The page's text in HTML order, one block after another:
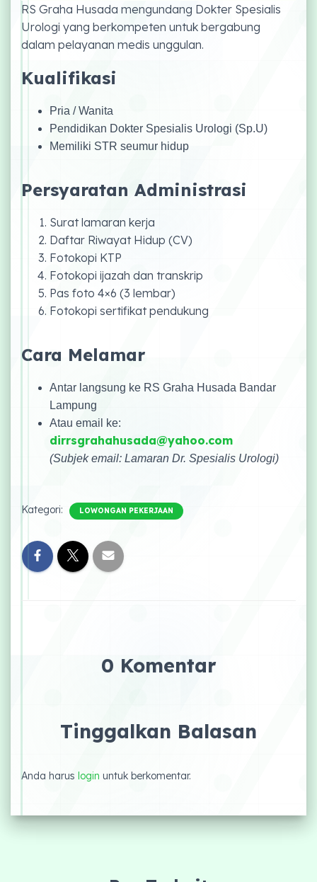
RS Graha Husada mengundang Dokter Spesialis
Urologi yang berkompeten untuk bergabung
dalam pelayanan medis unggulan.
Kualifikasi
Pria / Wanita
Pendidikan Dokter Spesialis Urologi (Sp.U)
Memiliki STR seumur hidup
Persyaratan Administrasi
Surat lamaran kerja
Daftar Riwayat Hidup (CV)
Fotokopi KTP
Fotokopi ijazah dan transkrip
Pas foto 4×6 (3 lembar)
Fotokopi sertifikat pendukung
Cara Melamar
Antar langsung ke RS Graha Husada Bandar
Lampung
Atau email ke:
dirrsgrahahusada@yahoo.com
(Subjek email: Lamaran Dr. Spesialis Urologi)
Kategori: LOWONGAN PEKERJAAN
0 Komentar
Tinggalkan Balasan
Anda harus login untuk berkomentar.